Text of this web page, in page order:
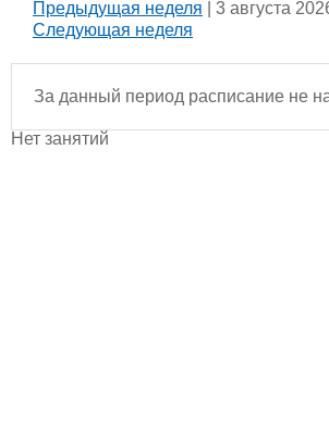
Предыдущая неделя | 3 августа
Следующая неделя
За данный период расписание не
Нет занятий